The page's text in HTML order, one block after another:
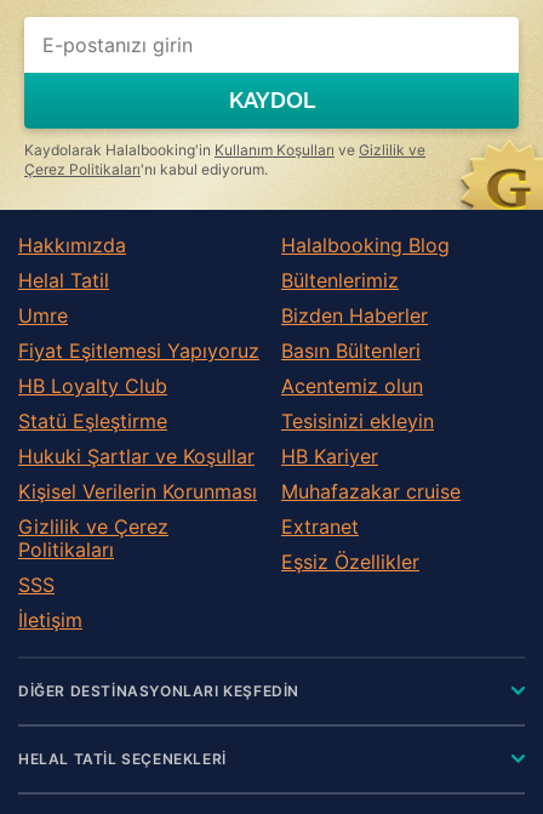
If
you
ignore
this
field
KAYDOL
Kaydolarak Halalbooking'in Kullanım Koşulları ve Gizlilik ve
Çerez Politikaları'nı kabul ediyorum.
Hakkımızda
Helal Tatil
Umre
Fiyat Eşitlemesi Yapıyoruz
HB Loyalty Club
Statü Eşleştirme
Hukuki Şartlar ve Koşullar
Kişisel Verilerin Korunması
Gizlilik ve Çerez
Politikaları
SSS
İletişim
Halalbooking Blog
Bültenlerimiz
Bizden Haberler
Basın Bültenleri
Acentemiz olun
Tesisinizi ekleyin
HB Kariyer
Muhafazakar сruise
Extranet
Eşsiz Özellikler
DİĞER DESTİNASYONLARI KEŞFEDİN
HELAL TATİL SEÇENEKLERİ